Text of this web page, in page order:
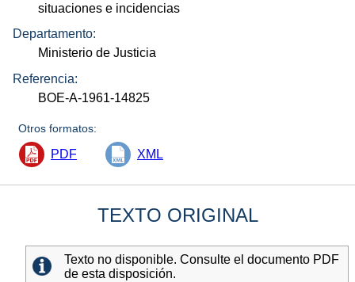
situaciones e incidencias
Departamento:
Ministerio de Justicia
Referencia:
BOE-A-1961-14825
Otros formatos:
PDF XML
TEXTO ORIGINAL
Texto no disponible. Consulte el documento PDF
de esta disposición.